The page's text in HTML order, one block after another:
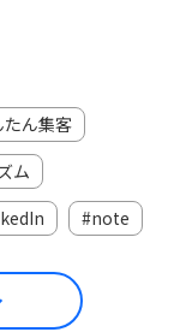
たん集客
ム
note